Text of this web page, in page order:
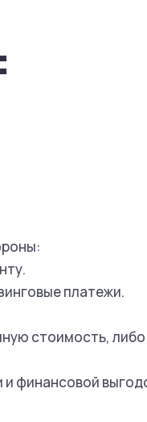
платежи.
стоимость,
и финансовой